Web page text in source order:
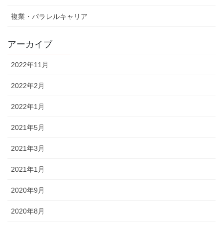
複業・パラレルキャリア
アーカイブ
2022年11月
2022年2月
2022年1月
2021年5月
2021年3月
2021年1月
2020年9月
2020年8月